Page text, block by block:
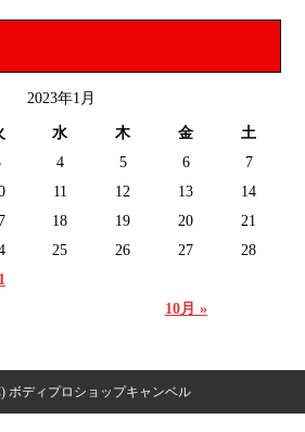
2023年1月
水 木 金 土
10月 »
4 5 6
7
11 12 13
14
18 19 20
21
25 26 27
28
ボディプロショップキャンベル